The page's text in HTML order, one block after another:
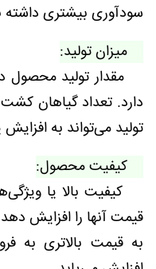
سودآوری بیشتری داشته
میزان تولید:
مقدار تولید محصول
دارد. تعداد گیاهان
تولید می‌تواند به
کیفیت محصول:
کیفیت بالا یا
قیمت آنها را افزایش
به قیمت بالاتری به